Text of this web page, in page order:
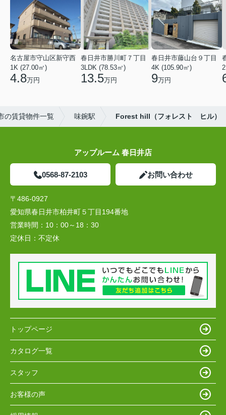
名古屋市守山区新守西
1K (27.00㎡)
4.8万円
春日井市勝川町７丁目
3LDK (78.53㎡)
13.5万円
春日井市藤山台９丁目
4K (105.90㎡)
9万円
の賃貸物件一覧 味鋺駅 Forest hill（フォレスト ヒル）
アップルーム 春日井店
0568-87-2103 お問い合わせ
〒486-0927
愛知県春日井市柏井町５丁目194番地
営業時間： 10：00～18：30
定休日： 不定休
トップページ
カタログ一覧
スタッフ
お客様の声